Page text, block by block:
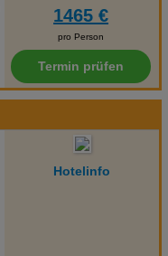
1465 €
pro Person
Termin prüfen
Hotelinfo